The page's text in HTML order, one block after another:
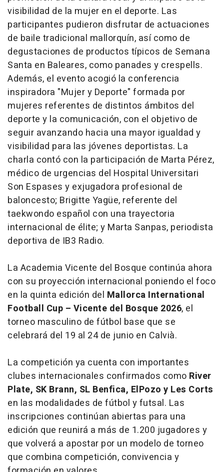
visibilidad de la mujer en el deporte. Las
participantes pudieron disfrutar de actuaciones
de baile tradicional mallorquín, así como de
degustaciones de productos típicos de Semana
Santa en Baleares, como panades y crespells.
Además, el evento acogió la conferencia
inspiradora "Mujer y Deporte" formada por
mujeres referentes de distintos ámbitos del
deporte y la comunicación, con el objetivo de
seguir avanzando hacia una mayor igualdad y
visibilidad para las jóvenes deportistas. La
charla contó con la participación de Marta Pérez,
médico de urgencias del Hospital Universitari
Son Espases y exjugadora profesional de
baloncesto; Brigitte Yagüe, referente del
taekwondo español con una trayectoria
internacional de élite; y Marta Sanpas, periodista
deportiva de IB3 Radio.
La Academia Vicente del Bosque continúa ahora
con su proyección internacional poniendo el foco
en la quinta edición del Mallorca International
Football Cup – Vicente del Bosque 2026, el
torneo masculino de fútbol base que se
celebrará del 19 al 24 de junio en Calvià.
La competición ya cuenta con importantes
clubes internacionales confirmados como River
Plate, SK Brann, SL Benfica, ElPozo y Les Corts
en las modalidades de fútbol y futsal. Las
inscripciones continúan abiertas para una
edición que reunirá a más de 1.200 jugadores y
que volverá a apostar por un modelo de torneo
que combina competición, convivencia y